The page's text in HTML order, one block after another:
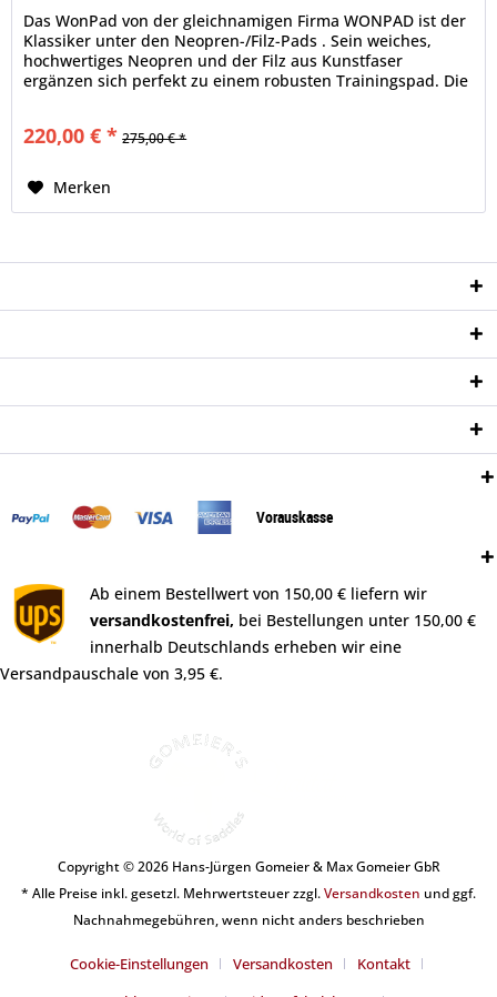
Das WonPad von der gleichnamigen Firma WONPAD ist der
Klassiker unter den Neopren-/Filz-Pads . Sein weiches,
hochwertiges Neopren und der Filz aus Kunstfaser
ergänzen sich perfekt zu einem robusten Trainingspad. Die
220,00 € * 275,00 € *
Merken
Vorauskasse
Ab einem Bestellwert von 150,00 € liefern wir
versandkostenfrei, bei Bestellungen unter 150,00 €
innerhalb Deutschlands erheben wir eine
Versandpauschale von 3,95 €.
Copyright © 2026 Hans-Jürgen Gomeier & Max Gomeier GbR
* Alle Preise inkl. gesetzl. Mehrwertsteuer zzgl.Versandkosten und ggf.
Nachnahmegebühren, wenn nicht anders beschrieben
Cookie-Einstellungen Versandkosten
Kontakt